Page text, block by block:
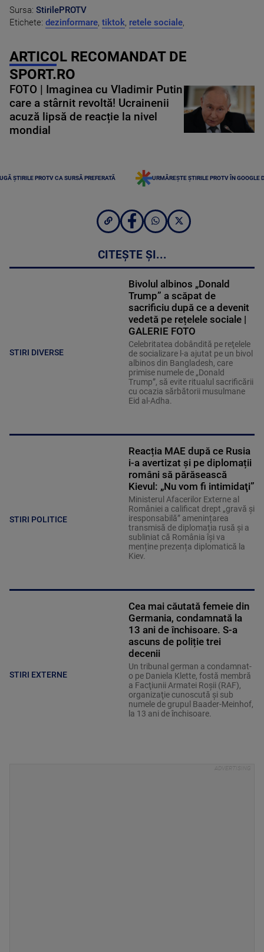
Sursa: StirilePROTV
Etichete: dezinformare, tiktok, retele sociale,
ARTICOL RECOMANDAT DE
SPORT.RO
FOTO | Imaginea cu Vladimir Putin
care a stârnit revoltă! Ucrainenii
acuză lipsă de reacție la nivel
mondial
ȘTIRILE PROTV CA SURSĂ PREFERATĂ URMĂREȘTE ȘTIRILE PROTV ÎN GOOGLE
CITEȘTE ȘI...
STIRI DIVERSE
Bivolul albinos „Donald
Trump” a scăpat de
sacrificiu după ce a devenit
vedetă pe rețelele sociale |
GALERIE FOTO
Celebritatea dobândită pe reţelele
de socializare l-a ajutat pe un bivol
albinos din Bangladesh, care
primise numele de „Donald
Trump”, să evite ritualul sacrificării
cu ocazia sărbătorii musulmane
Eid al-Adha.
STIRI POLITICE
Reacția MAE după ce Rusia
i-a avertizat și pe diplomații
români să părăsească
Kievul: „Nu vom fi intimidaţi”
Ministerul Afacerilor Externe al
României a calificat drept „gravă și
iresponsabilă” amenințarea
transmisă de diplomația rusă și a
subliniat că România își va
menține prezența diplomatică la
Kiev.
STIRI EXTERNE
Cea mai căutată femeie din
Germania, condamnată la
13 ani de închisoare. S-a
ascuns de poliție trei
decenii
Un tribunal german a condamnat-
o pe Daniela Klette, fostă membră
a Facţiunii Armatei Roşii (RAF),
organizaţie cunoscută şi sub
numele de grupul Baader-Meinhof,
la 13 ani de închisoare.